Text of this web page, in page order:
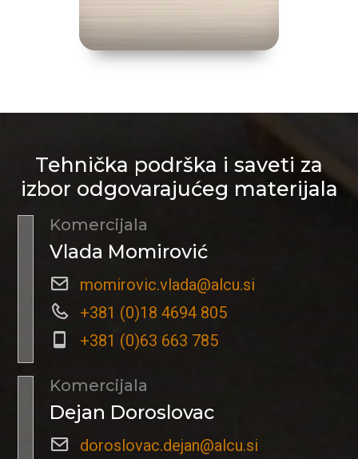
Tehnička podrška i saveti za
izbor odgovarajućeg materijala
Komercijala
Vlada Momirović
momirovic.vlada@alcu.si
+381 (0)18 4694 805
+381 (0)63 663 785
Komercijala
Dejan Doroslovac
doroslovac.dejan@alcu.si